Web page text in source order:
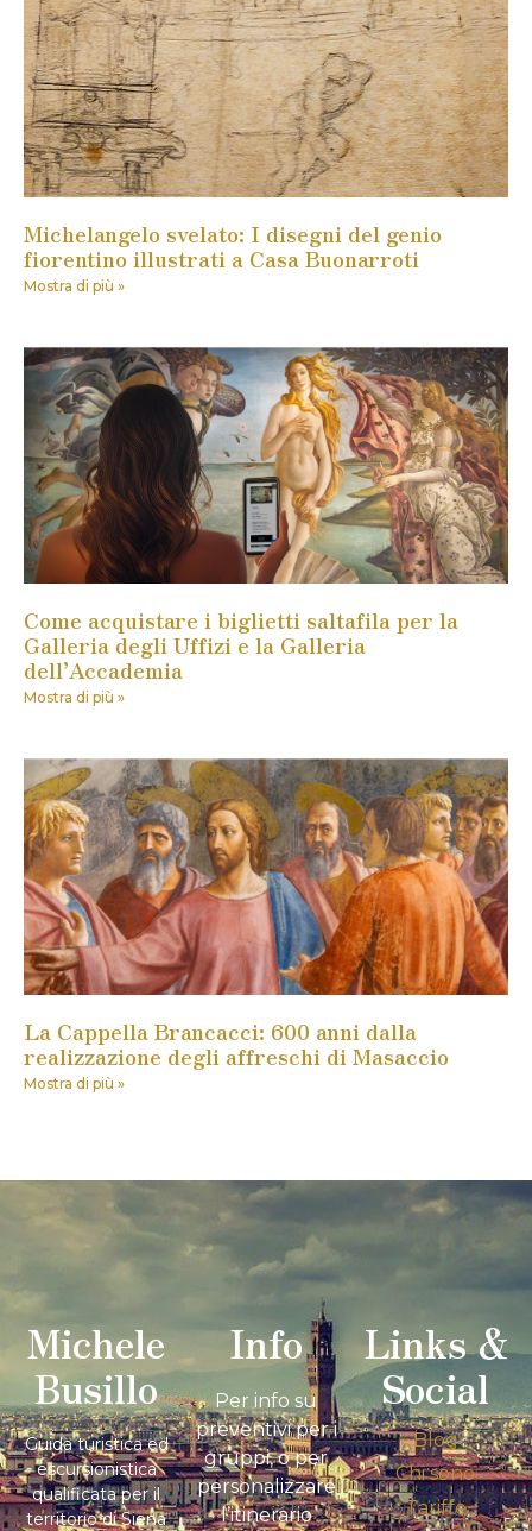
Michelangelo svelato: I disegni del genio
fiorentino illustrati a Casa Buonarroti
Mostra di più »
Come acquistare i biglietti saltafila per la
Galleria degli Uffizi e la Galleria
dell’Accademia
Mostra di più »
La Cappella Brancacci: 600 anni dalla
realizzazione degli affreschi di Masaccio
Mostra di più »
Michele
Busillo
Guida turistica ed
escursionistica
qualificata per il
territorio di Siena
Info
Per info su
preventivi per i
gruppi, o per
personalizzare
l’itinerario
Links &
Social
Blog
Chi sono
Tariffe